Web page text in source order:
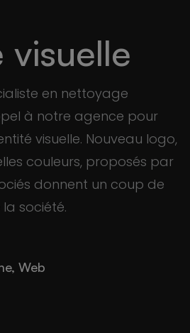
visuelle
en nettoyage
à notre agence pour
visuelle. Nouveau logo,
couleurs, proposés par
donnent un coup de
société.
Web